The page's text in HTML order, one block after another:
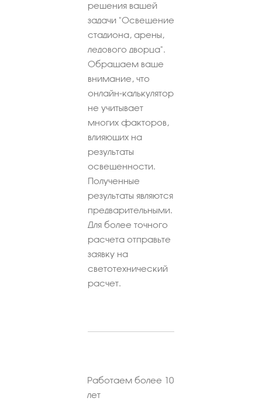
решения вашей
задачи "Освещение
стадиона, арены,
ледового дворца".
Обращаем ваше
внимание, что
онлайн-калькулятор
не учитывает
многих факторов,
влияющих на
результаты
освещенности.
Полученные
результаты являются
предварительными.
Для более точного
расчета отправьте
заявку на
светотехнический
расчет.
Работаем более 10
лет